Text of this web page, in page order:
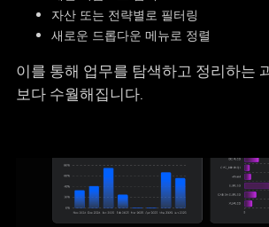
자산 또는 전략별로 필터링
새로운 드롭다운 메뉴로 정렬
이를 통해 업무를 탐색하고 정리하는
보다 수월해집니다.